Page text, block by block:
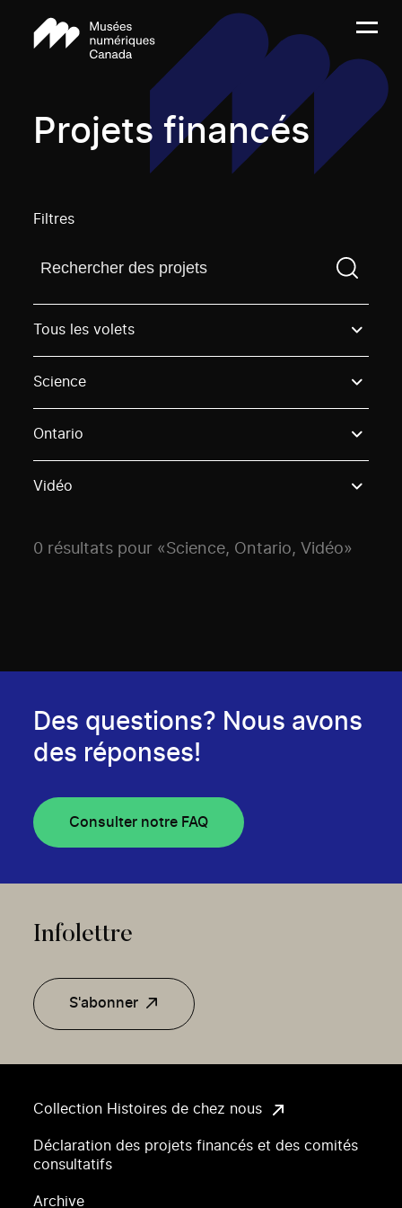
Projets financés
Filtres
Trouvez un projetVous devez saisir un terme de
Tous les volets
Science
Ontario
Vidéo
0 résultats pour «Science, Ontario, Vidéo»
Collection Histoires de chez nous
Déclaration des projets financés et des comités
consultatifs
Archive
Des questions? Nous avons
des réponses!
Consulter notre FAQ
Infolettre
S'abonner